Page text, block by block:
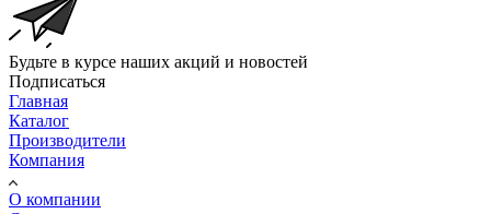
Будьте в курсе наших акций и новостей
Подписаться
Главная
Каталог
Производители
Компания
О компании